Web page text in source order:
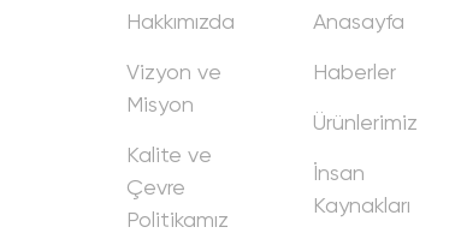
Hakkımızda
Vizyon ve
Misyon
Kalite ve
Çevre
Politikamız
Anasayfa
Haberler
Ürünlerimiz
İnsan
Kaynakları